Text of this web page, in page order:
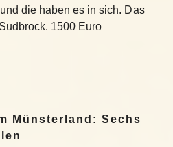
die haben es in sich. Das
1500 Euro
Münsterland: Sechs